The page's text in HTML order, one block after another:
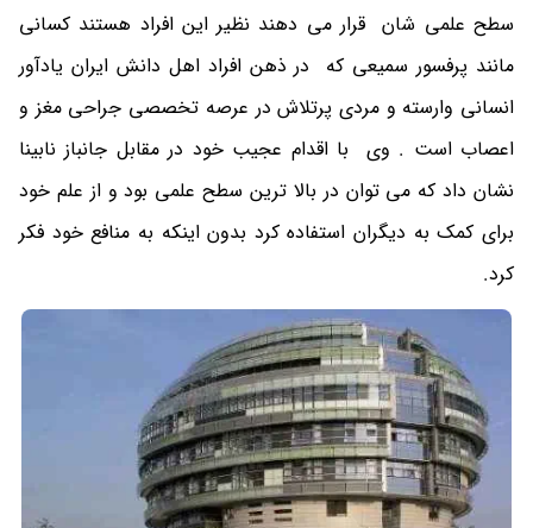
سطح علمی شان قرار می دهند نظیر این افراد هستند کسانی
مانند پرفسور سمیعی که در ذهن افراد اهل دانش ایران یادآور
انسانی وارسته و مردی پرتلاش در عرصه تخصصی جراحی مغز و
اعصاب است . وی با اقدام عجیب خود در مقابل جانباز نابینا
نشان داد که می توان در بالا ترین سطح علمی بود و از علم خود
برای کمک به دیگران استفاده کرد بدون اینکه به منافع خود فکر
کرد.